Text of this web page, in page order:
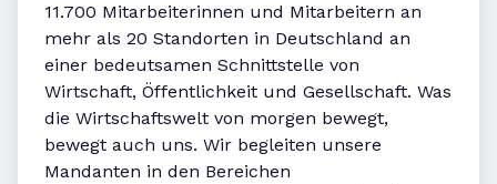
11.700 Mitarbeiterinnen und Mitarbeitern an
mehr als 20 Standorten in Deutschland an
einer bedeutsamen Schnittstelle von
Wirtschaft, Öffentlichkeit und Gesellschaft. Was
die Wirtschaftswelt von morgen bewegt,
bewegt auch uns. Wir begleiten unsere
Mandanten in den Bereichen